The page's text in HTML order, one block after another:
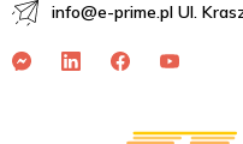
info@e-prime.pl Ul.